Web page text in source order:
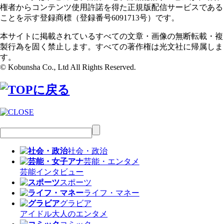
権者からコンテンツ使用許諾を得た正規版配信サービスである
ことを示す登録商標（登録番号6091713号）です。
本サイトに掲載されているすべての文章・画像の無断転載・複
製行為を固く禁止します。すべての著作権は光文社に帰属しま
す。
© Kobunsha Co., Ltd All Rights Reserved.
社会・政治
芸能・エンタメ
芸能インタビュー
スポーツ
ライフ・マネー
グラビア
アイドル大人のエンタメ